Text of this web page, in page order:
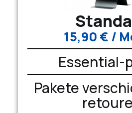
15,90 € /
Essential-
Pakete